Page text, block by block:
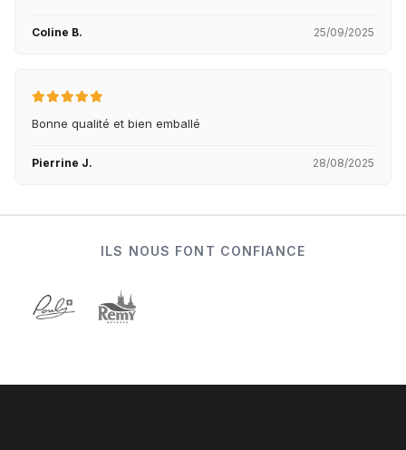
Coline B. 25/09/2025
Bonne qualité et bien emballé
Pierrine J. 28/08/2025
ILS NOUS FONT CONFIANCE